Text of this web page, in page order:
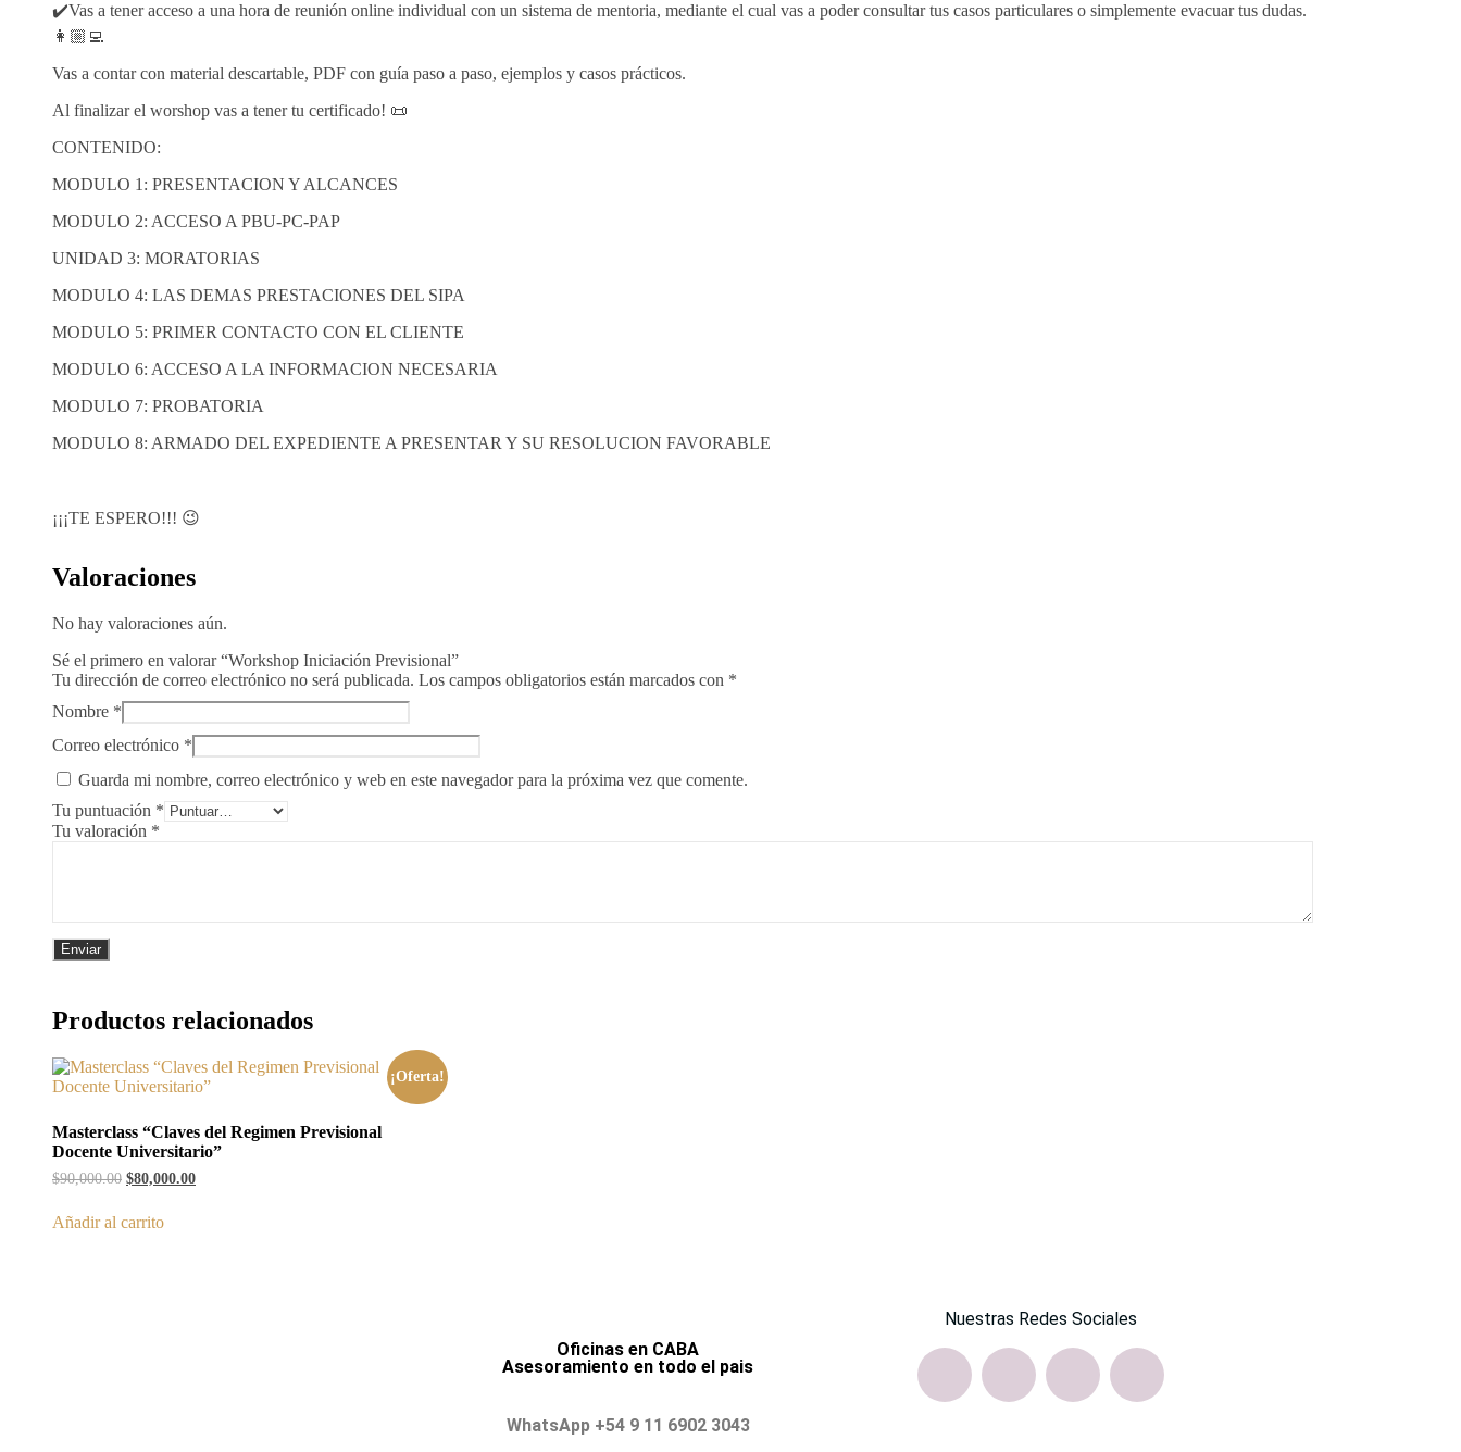
✔️Vas a tener acceso a una hora de reunión online individual con un sistema de mentoria, mediante el cual vas a poder consultar tus casos particulares o simplemente evacuar tus dudas.
👩🏼‍💻
Vas a contar con material descartable, PDF con guía paso a paso, ejemplos y casos prácticos.
Al finalizar el worshop vas a tener tu certificado! 📜
CONTENIDO:
MODULO 1: PRESENTACION Y ALCANCES
MODULO 2: ACCESO A PBU-PC-PAP
UNIDAD 3: MORATORIAS
MODULO 4: LAS DEMAS PRESTACIONES DEL SIPA
MODULO 5: PRIMER CONTACTO CON EL CLIENTE
MODULO 6: ACCESO A LA INFORMACION NECESARIA
MODULO 7: PROBATORIA
MODULO 8: ARMADO DEL EXPEDIENTE A PRESENTAR Y SU RESOLUCION FAVORABLE
¡¡¡TE ESPERO!!! 😉
Valoraciones
No hay valoraciones aún.
Sé el primero en valorar “Workshop Iniciación Previsional”
Tu dirección de correo electrónico no será publicada. Los campos obligatorios están marcados con *
Nombre *
Correo electrónico *
Guarda mi nombre, correo electrónico y web en este navegador para la próxima vez que comente.
Tu puntuación *
Tu valoración *
Productos relacionados
¡Oferta!
Masterclass “Claves del Regimen Previsional
Docente Universitario”
$90,000.00 $80,000.00
Añadir al carrito
Oficinas en CABA
Asesoramiento en todo el pais
WhatsApp +54 9 11 6902 3043
Nuestras Redes Sociales